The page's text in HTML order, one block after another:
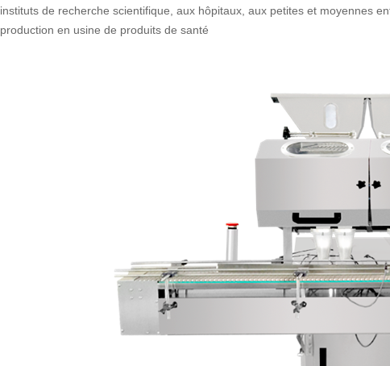
instituts de recherche scientifique, aux hôpitaux, aux petites et moyennes
production en usine de produits de santé